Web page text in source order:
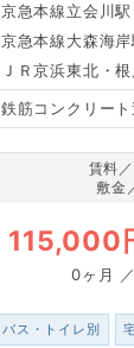
京急本線立会川
京急本線大森海
ＪＲ京浜東北・
鉄筋コンクリー
賃料
敷金
115,000
0ヶ月
バス・トイレ別